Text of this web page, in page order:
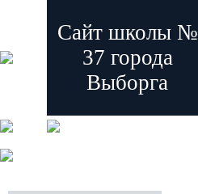
Сайт школы №
37 города
Выборга